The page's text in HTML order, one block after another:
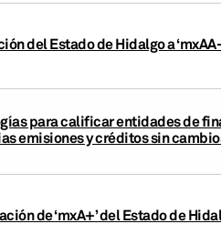
del Estado de Hidalgo a
para calificar entidades de
emisiones y créditos sin
de ‘mxA+’ del Estado de